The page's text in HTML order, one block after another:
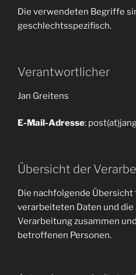
Die verwendeten Begriffe
geschlechtsspezifisch.
Verantwortlicher
Jan Greitens
E-Mail-Adresse:
Übersicht der
Die nachfolgende
verarbeiteten Daten und die
Verarbeitung zusammen
betroffenen Personen.